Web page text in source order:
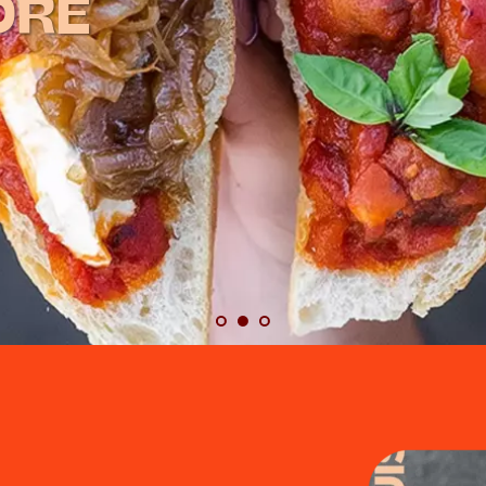
lo último que hacías, ahora, lo
PIDE ONLINE